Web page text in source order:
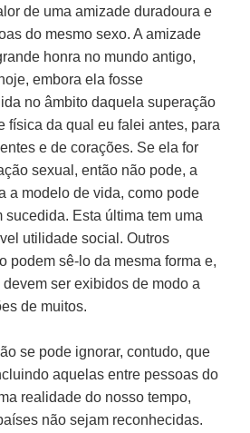
de uma amizade duradoura e
do mesmo sexo. A amizade
honra no mundo antigo,
embora ela fosse
no âmbito daquela superação
física da qual eu falei antes, para
e de corações. Se ela for
sexual, então não pode, a
a modelo de vida, como pode
sucedida. Esta última tem uma
utilidade social. Outros
podem sê-lo da mesma forma e,
ser exibidos de modo a
de muitos.
se pode ignorar, contudo, que
aquelas entre pessoas do
realidade do nosso tempo,
não sejam reconhecidas.